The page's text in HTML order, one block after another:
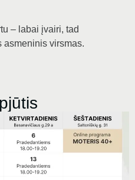
– labai įvairi, tad
asmeninis virsmas.